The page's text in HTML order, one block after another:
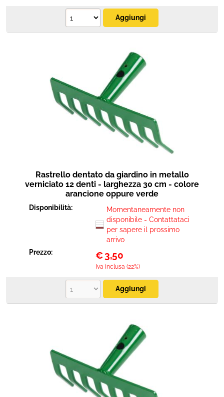
Rastrello dentato da giardino in metallo
verniciato 12 denti - larghezza 30 cm - colore
arancione oppure verde
Disponibilità:
Momentaneamente non
disponibile - Contattataci
per sapere il prossimo
arrivo
Prezzo:
€ 3,50
Iva inclusa (22%)